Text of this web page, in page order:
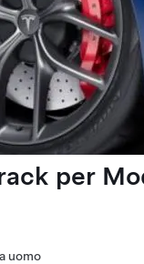
per
uomo